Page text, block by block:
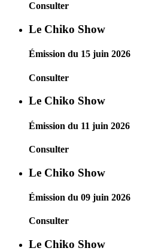
Consulter
Le Chiko Show
Émission du 15 juin 2026
Consulter
Le Chiko Show
Émission du 11 juin 2026
Consulter
Le Chiko Show
Émission du 09 juin 2026
Consulter
Le Chiko Show